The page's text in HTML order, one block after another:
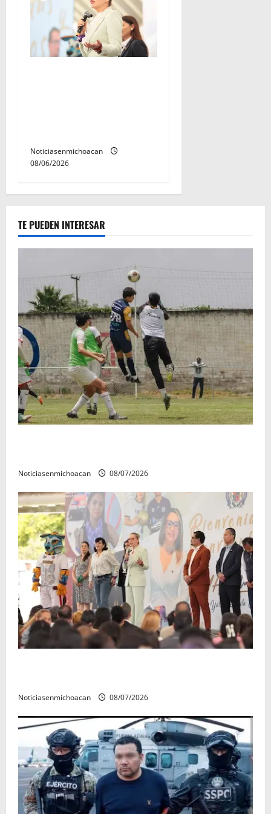
Noticiasenmichoacan
08/06/2026
TE PUEDEN INTERESAR
Noticiasenmichoacan 08/07/2026
Noticiasenmichoacan 08/07/2026